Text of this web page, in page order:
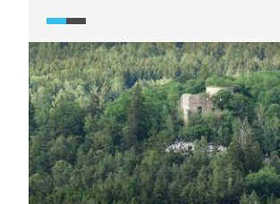
vypravíme ke Kamýku a dozvíme se o
osidlování tohoto území.